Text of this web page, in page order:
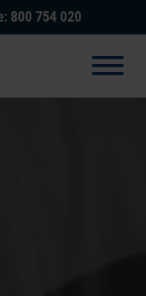
800 754 020